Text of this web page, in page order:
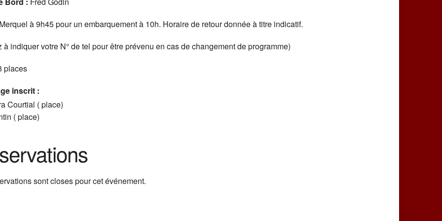
à 9h45 pour un embarquement à 10h. Horaire de retour donnée à titre indicatif.
à indiquer votre N° de tel pour être prévenu en cas de changement de programme)
places
inscrit :
Courtial ( place)
( place)
sont closes pour cet événement.